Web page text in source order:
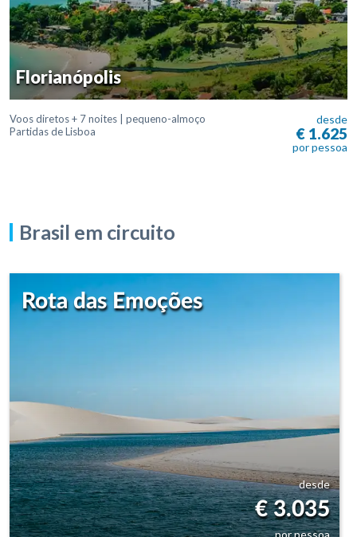
Florianópolis
Voos diretos + 7 noites | pequeno-almoço
Partidas de Lisboa
desde
€ 1.625
por pessoa
Brasil em circuito
Rota das Emoções
desde
€ 3.035
por pessoa